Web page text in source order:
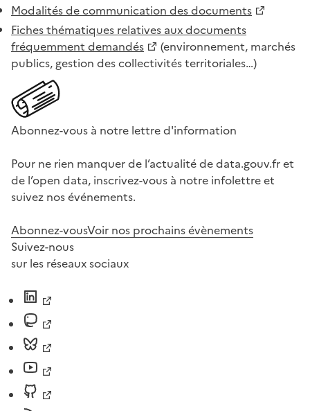
Modalités de communication des documents
Fiches thématiques relatives aux documents
fréquemment demandés
(environnement, marchés
publics, gestion des collectivités territoriales…)
Abonnez-vous à notre lettre d'information
Pour ne rien manquer de l’actualité de data.gouv.fr et
de l’open data, inscrivez-vous à notre infolettre et
suivez nos événements.
Abonnez-vousVoir nos prochains évènements
Suivez-nous
sur les réseaux sociaux